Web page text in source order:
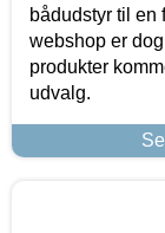
bådudstyr til en
webshop er
produkter
udvalg.